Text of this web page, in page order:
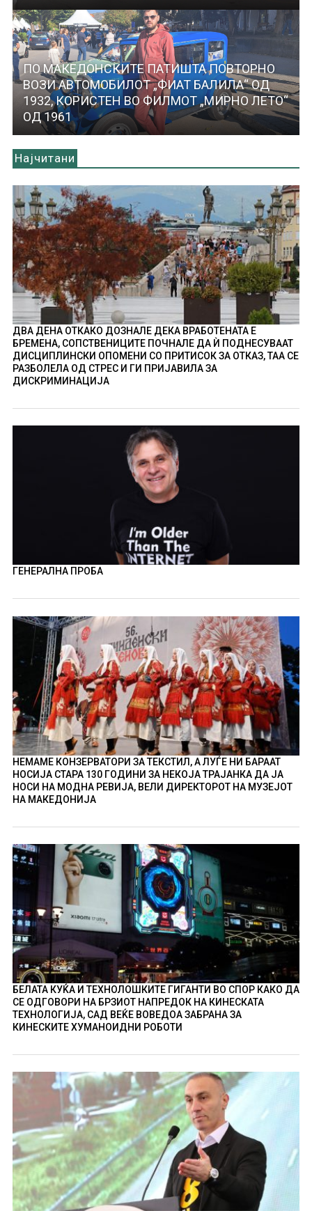
ПО МАКЕДОНСКИТЕ ПАТИШТА ПОВТОРНО
ВОЗИ АВТОМОБИЛОТ „ФИАТ БАЛИЛА“ ОД
1932, КОРИСТЕН ВО ФИЛМОТ „МИРНО ЛЕТО“
ОД 1961
Најчитани
ДВА ДЕНА ОТКАКО ДОЗНАЛЕ ДЕКА ВРАБОТЕНАТА Е
БРЕМЕНА, СОПСТВЕНИЦИТЕ ПОЧНАЛЕ ДА Ѝ ПОДНЕСУВААТ
ДИСЦИПЛИНСКИ ОПОМЕНИ СО ПРИТИСОК ЗА ОТКАЗ, ТАА СЕ
РАЗБОЛЕЛА ОД СТРЕС И ГИ ПРИЈАВИЛА ЗА
ДИСКРИМИНАЦИЈА
ГЕНЕРАЛНА ПРОБА
НЕМАМЕ КОНЗЕРВАТОРИ ЗА ТЕКСТИЛ, А ЛУЃЕ НИ БАРААТ
НОСИЈА СТАРА 130 ГОДИНИ ЗА НЕКОЈА ТРАЈАНКА ДА ЈА
НОСИ НА МОДНА РЕВИЈА, ВЕЛИ ДИРЕКТОРОТ НА МУЗЕЈОТ
НА МАКЕДОНИЈА
БЕЛАТА КУЌА И ТЕХНОЛОШКИТЕ ГИГАНТИ ВО СПОР КАКО ДА
СЕ ОДГОВОРИ НА БРЗИОТ НАПРЕДОК НА КИНЕСКАТА
ТЕХНОЛОГИЈА, САД ВЕЌЕ ВОВЕДОА ЗАБРАНА ЗА
КИНЕСКИТЕ ХУМАНОИДНИ РОБОТИ